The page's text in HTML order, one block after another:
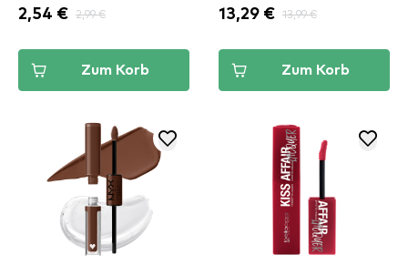
2,54 € 2,99 €
Zum Korb
13,29 € 13,99 €
Zum Korb